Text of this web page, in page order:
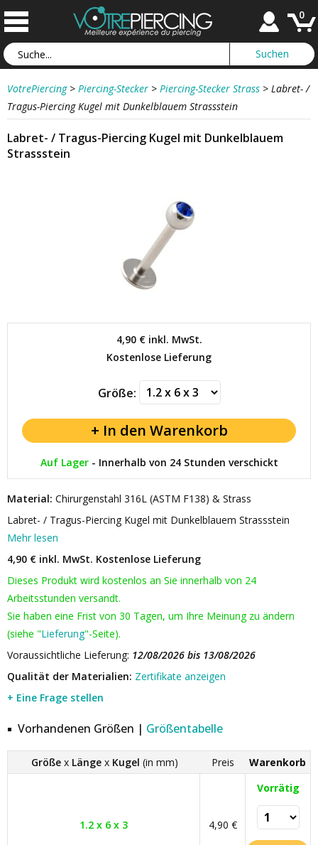
0
VotrePiercing > Piercing-Stecker > Piercing-Stecker Strass > Labret- /
Tragus-Piercing Kugel mit Dunkelblauem Strassstein
Labret- / Tragus-Piercing Kugel mit Dunkelblauem
Strassstein
4,90 €inkl. MwSt.
Kostenlose Lieferung
Größe:
Auf Lager- Innerhalb von 24 Stunden verschickt
Material: Chirurgenstahl 316L (ASTM F138) & Strass
Labret- / Tragus-Piercing Kugel mit Dunkelblauem Strassstein
Mehr lesen
4,90 € inkl. MwSt. Kostenlose Lieferung
Dieses Produkt wird kostenlos an Sie innerhalb von 24
Arbeitsstunden versandt.
Sie haben eine Frist von 30 Tagen, um Ihre Meinung zu ändern
(siehe "Lieferung"-Seite).
Voraussichtliche Lieferung: 12/08/2026 bis 13/08/2026
Qualität der Materialien: Zertifikate anzeigen
+ Eine Frage stellen
Vorhandenen Größen | Größentabelle
Größex Längex Kugel (in mm) Preis Warenkorb
1.2 x 6 x 3 4,90 €
Vorrätig